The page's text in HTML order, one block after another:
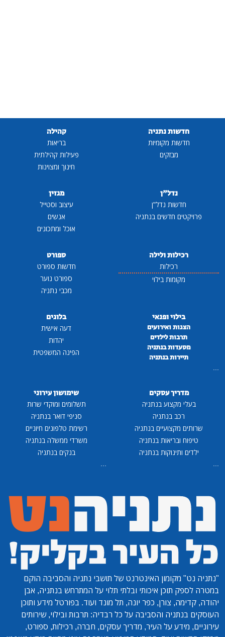
חדשות נתניה
חדשות מקומיות
מבזקים
קהילה
בריאות
פעילות קהילתית
חינוך ומצוינות
נדל"ן
חדשות נדל"ן
פרויקטים חדשים בנתניה
מגזין
עיצוב וסטייל
אנשים
אוכל ומתכונים
רכילות ולילה
רכילות
מקומות בילוי
ספורט
חדשות ספורט
ספורט נוער
מכבי נתניה
בילוי ופנאי
הצגות ואירועים
תרבות לילדים
מסעדות בנתניה
תיירות בנתניה
...
בלוגים
דעה אישית
יהדות
הפינה המשפטית
מדריך עסקים
בעלי מקצוע בנתניה
רכב בנתניה
שרותים מקצועיים בנתניה
טיפוח ובריאות בנתניה
ילדים ותינוקות בנתניה
...
שימושון עירוני
תשלומים ומוקדי שרות
סניפי דואר בנתניה
רשימת טלפונים חיוניים
משרדי ממשלה בנתניה
בנקים בנתניה
...
"נתניה נט" מקומון האינטרנט של תושבי נתניה והסביבה הוקם
במטרה לספק תוכן איכותי ובלתי תלוי על המתרחש בנתניה, אבן
יהודה, קדימה, צורן, כפר יונה, תל מונד ועוד. בפורטל מידע ותוכן
העוסקים בנתניה והסביבה על כל רבדיה: תרבות ובילוי, שירותים
עירוניים, מידע על העיר, מדריך עסקים, חברה, רכילות, ספורט,